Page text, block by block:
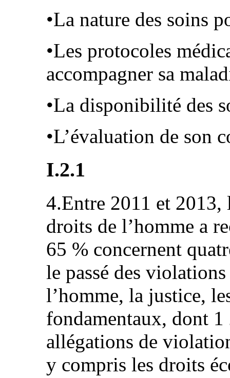
•La nature des soins
•Les protocoles
accompagner sa
•La disponibilité des
•L’évaluation de son
I.2.1
4.Entre 2011 et 2013,
droits de l’homme a
65 % concernent
le passé des
l’homme, la justice,
fondamentaux, dont
allégations de
y compris les droits